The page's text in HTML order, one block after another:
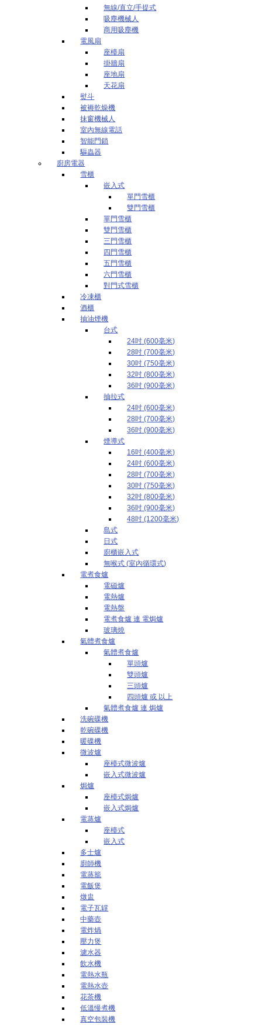
無線/直立/手提式
吸塵機械人
商用吸塵機
電風扇
座檯扇
掛牆扇
座地扇
天花扇
熨斗
被褥乾燥機
抹窗機械人
室內無線電話
智能門鎖
驅蟲器
廚房電器
雪櫃
嵌入式
單門雪櫃
雙門雪櫃
單門雪櫃
雙門雪櫃
三門雪櫃
四門雪櫃
五門雪櫃
六門雪櫃
對門式雪櫃
冷凍櫃
酒櫃
抽油煙機
台式
24吋 (600毫米)
28吋 (700毫米)
30吋 (750毫米)
32吋 (800毫米)
36吋 (900毫米)
抽拉式
24吋 (600毫米)
28吋 (700毫米)
36吋 (900毫米)
煙導式
16吋 (400毫米)
24吋 (600毫米)
28吋 (700毫米)
30吋 (750毫米)
32吋 (800毫米)
36吋 (900毫米)
48吋 (1200毫米)
島式
日式
廚櫃嵌入式
無喉式 (室內循環式)
電煮食爐
電磁爐
電熱爐
電熱盤
電煮食爐 連 電焗爐
玻璃燒
氣體煮食爐
氣體煮食爐
單頭爐
雙頭爐
三頭爐
四頭爐 或 以上
氣體煮食爐 連 焗爐
洗碗碟機
乾碗碟機
暖碟機
微波爐
座檯式微波爐
嵌入式微波爐
焗爐
座檯式焗爐
嵌入式焗爐
電蒸爐
座檯式
嵌入式
多士爐
廚師機
電蒸籠
電飯煲
燉盅
電子瓦罉
中藥壺
電炸煱
壓力煲
濾水器
飲水機
電熱水瓶
電熱水壺
花茶機
低溫慢煮機
真空包裝機